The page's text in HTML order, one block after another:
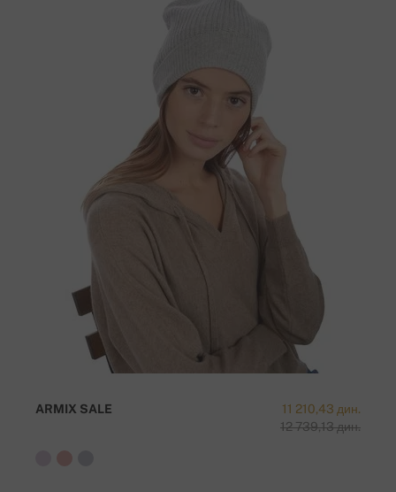
11 210,43 дин.
12 739,13 дин.
ARMIX SALE